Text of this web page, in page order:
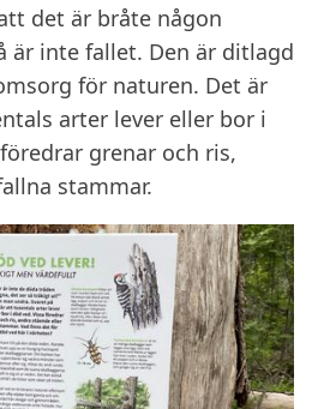
det är bråte någon
är inte fallet. Den är ditlagd
för naturen. Det är
arter lever eller bor i
grenar och ris,
stammar.